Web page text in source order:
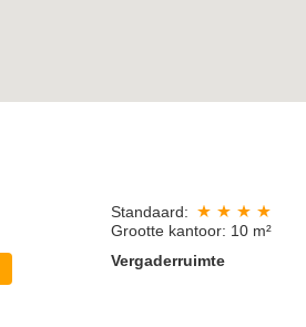
Standaard:
Grootte kantoor: 10 m²
Vergaderruimte